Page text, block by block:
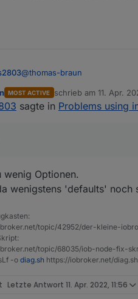
@thomas-braun
Das mouten passiert durch "/
MOST ACTIVE schrieb am 11. Apr.
zuletzt editiert von
sagte in Problems using
wenig Optionen.
wenigstens 'defaults' noch
topic/42952/der-kleine-
topic/68035/iob-node-fix-
-odiag.sh https://iobroker.net/
Letzte Antwort 11. Apr. 2022, 11:56